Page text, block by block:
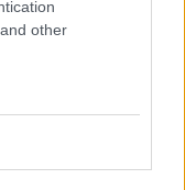
other
a szakértő.